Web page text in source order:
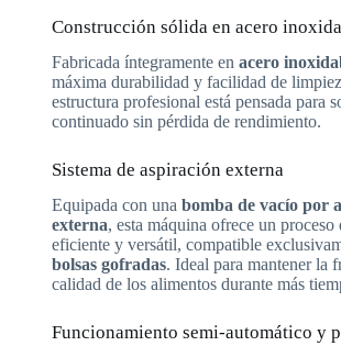
Construcción sólida en acero
Fabricada íntegramente en acero
máxima durabilidad y facilidad de
estructura profesional está pensada para
continuado sin pérdida de rendimiento.
Sistema de aspiración externa
Equipada con una bomba de vacío por
externa, esta máquina ofrece un proceso
eficiente y versátil, compatible
bolsas gofradas. Ideal para mantener la
calidad de los alimentos durante más
Funcionamiento semi-automático y